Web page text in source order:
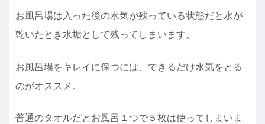
お風呂場は入った後の水気が残っている状態だと水が
乾いたとき水垢として残ってしまいます。
お風呂場をキレイに保つには、できるだけ水気をとる
のがオススメ。
普通のタオルだとお風呂１つで５枚は使ってしまいま